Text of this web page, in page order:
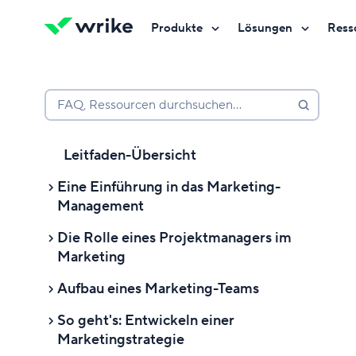
Produkte Lösungen
FAQ, Ressourcen durchsuchen…
Leitfaden-Übersicht
Eine Einführung in das Marketing-
Management
Eine Einführung in das Marketing-
Management
Was ist Marketing-Management?
Warum ist das Marketing-
Management wichtig?
Die Rolle eines Projektmanagers im
Marketing
Was ist ein Marketing-
Welche Aufgaben hat ein
Aufbau eines Marketing-Teams
Aufbau eines Marketing-Teams
So geht's: Entwickeln einer
Marketingstrategie